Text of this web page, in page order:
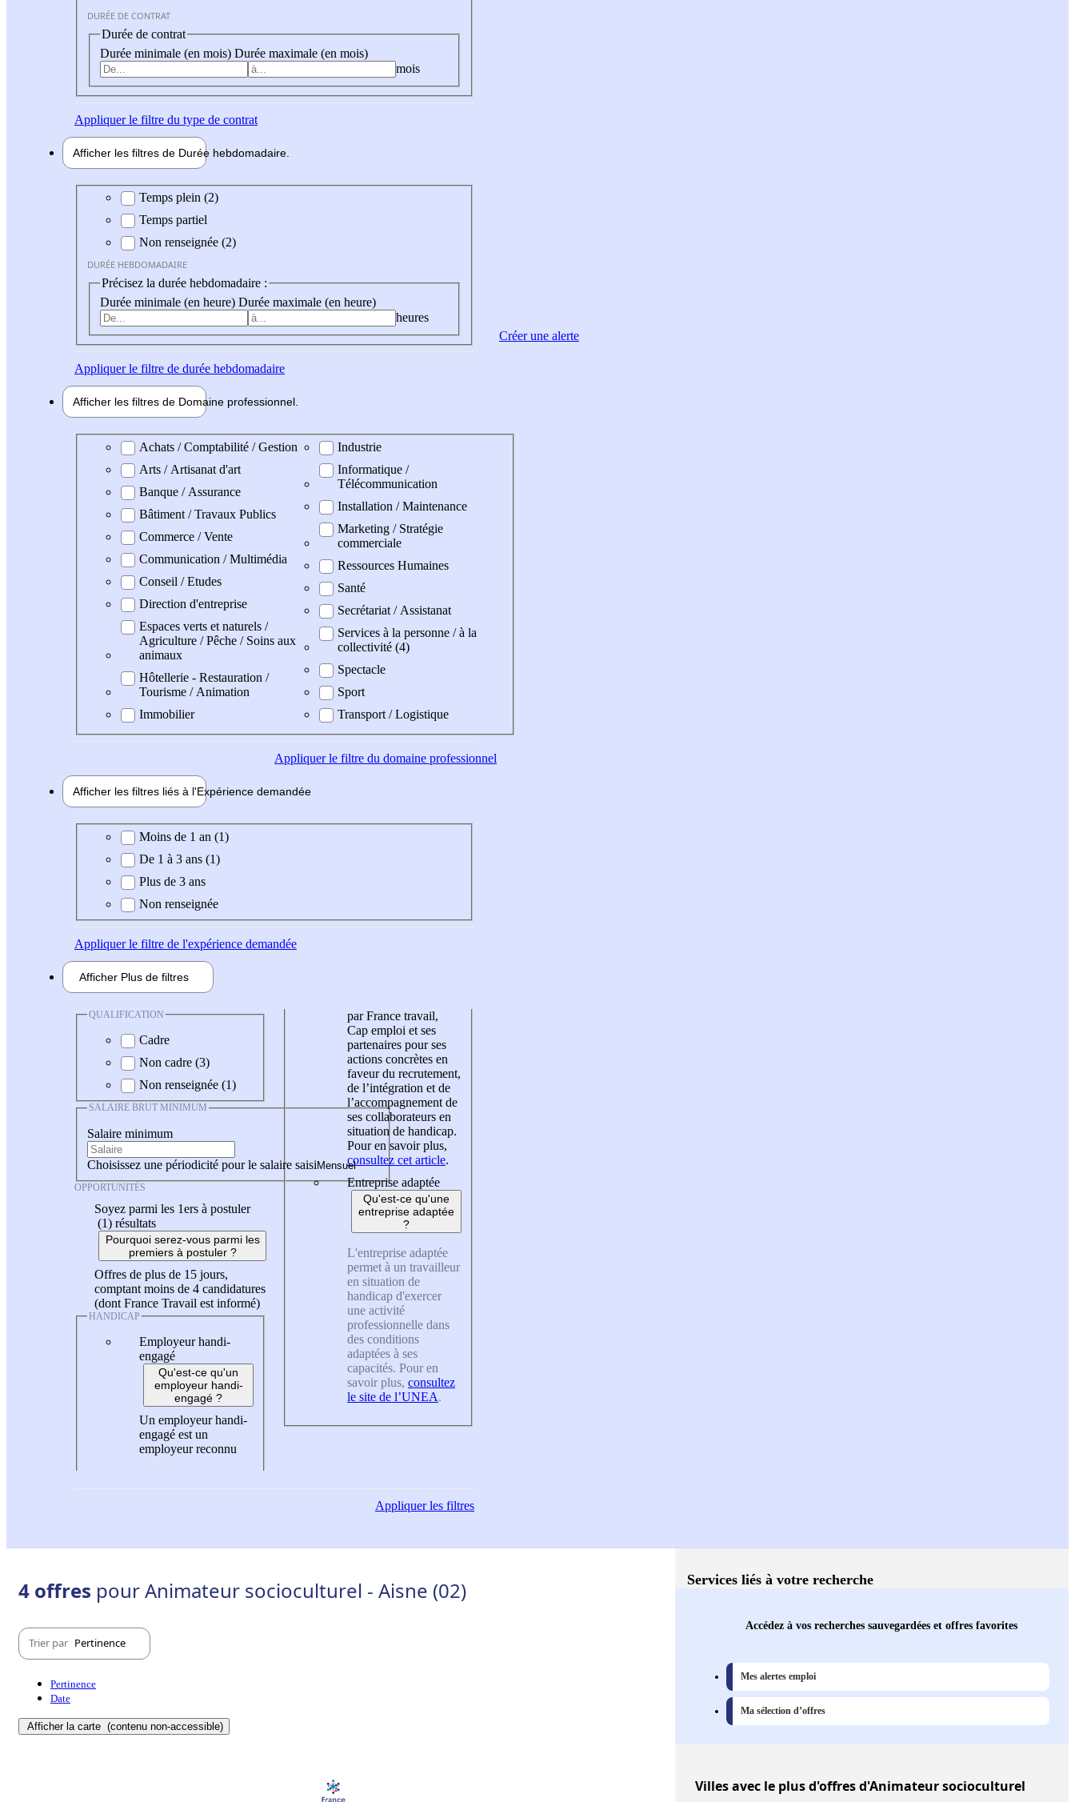
DURÉE DE CONTRAT
Durée de contrat
Durée minimale (en mois) Durée maximale (en mois)
mois
Appliquerle filtre du type de contrat
Afficher les filtres de Durée hebdomadaire
Durée hebdomadaire
Temps plein (2)
Temps partiel
Non renseignée (2)
DURÉE HEBDOMADAIRE
Précisez la durée hebdomadaire :
Durée minimale (en heure) Durée maximale (en heure)
heures
Appliquerle filtre de durée hebdomadaire
Afficher les filtres de Domaine professionnel
Domaine professionel
Achats / Comptabilité / Gestion
Arts / Artisanat d'art
Banque / Assurance
Bâtiment / Travaux Publics
Commerce / Vente
Communication / Multimédia
Conseil / Etudes
Direction d'entreprise
Espaces verts et naturels /
Agriculture / Pêche / Soins aux
animaux
Hôtellerie - Restauration /
Tourisme / Animation
Immobilier
Industrie
Informatique /
Télécommunication
Installation / Maintenance
Marketing / Stratégie
commerciale
Ressources Humaines
Santé
Secrétariat / Assistanat
Services à la personne / à la
collectivité (4)
Spectacle
Sport
Transport / Logistique
Appliquerle filtre du domaine professionnel
Afficher les filtres liés à l'Expérience demandée
Expérience demandée
Moins de 1 an (1)
De 1 à 3 ans (1)
Plus de 3 ans
Non renseignée
Appliquerle filtre de l'expérience demandée
Afficher Plus de filtres
QUALIFICATION
Cadre
Non cadre (3)
Non renseignée (1)
SALAIRE BRUT MINIMUM
Salaire minimum
Choisissez une périodicité pour le salaire saisi
OPPORTUNITÉS
Soyez parmi les 1ers à postuler
(1) résultats
Pourquoi serez-vous parmi les
premiers à postuler ?
Offres de plus de 15 jours,
comptant moins de 4 candidatures
(dont France Travail est informé)
HANDICAP
Employeur handi-
engagé
Qu'est-ce qu'un
employeur handi-
engagé ?
Un employeur handi-
engagé est un
employeur reconnu
par France travail,
Cap emploi et ses
partenaires pour ses
actions concrètes en
faveur du recrutement,
de l’intégration et de
l’accompagnement de
ses collaborateurs en
situation de handicap.
Pour en savoir plus,
consultez cet article.
Entreprise adaptée
Qu'est-ce qu'une
entreprise adaptée
?
L'entreprise adaptée
permet à un travailleur
en situation de
handicap d'exercer
une activité
professionnelle dans
des conditions
adaptées à ses
capacités. Pour en
savoir plus, consultez
le site de l’UNEA.
Appliquerles filtres
Créer une alerte
4 offres pour Animateur socioculturel - Aisne (02)
Trier par Pertinence
Pertinence
Date
Afficher la carte (contenu non-accessible)
Services liés à votre recherche
Accédez à vos recherches sauvegardées et offres favorites
Mes alertes emploi
Ma sélection d’offres
Villesavec le plus d'offres d'Animateur socioculturel